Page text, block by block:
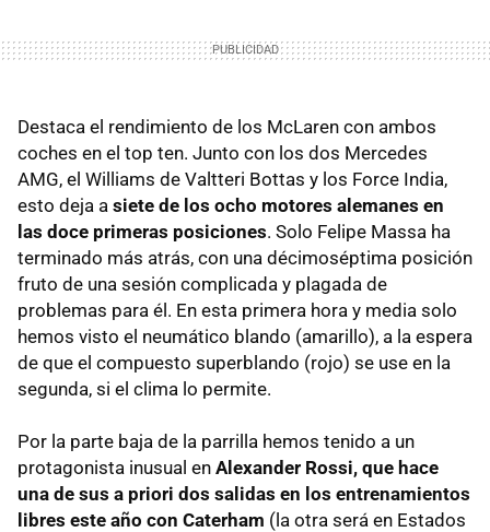
Destaca el rendimiento de los McLaren con ambos
coches en el top ten. Junto con los dos Mercedes
AMG, el Williams de Valtteri Bottas y los Force India,
esto deja a siete de los ocho motores alemanes en
las doce primeras posiciones. Solo Felipe Massa ha
terminado más atrás, con una décimoséptima posición
fruto de una sesión complicada y plagada de
problemas para él. En esta primera hora y media solo
hemos visto el neumático blando (amarillo), a la espera
de que el compuesto superblando (rojo) se use en la
segunda, si el clima lo permite.
Por la parte baja de la parrilla hemos tenido a un
protagonista inusual en Alexander Rossi, que hace
una de sus a priori dos salidas en los entrenamientos
libres este año con Caterham (la otra será en Estados